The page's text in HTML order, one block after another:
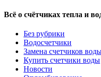
Всё о счётчиках тепла и
Без рубрики
Водосчетчики
Замена счетчиков
Купить счетчики воды
Новости